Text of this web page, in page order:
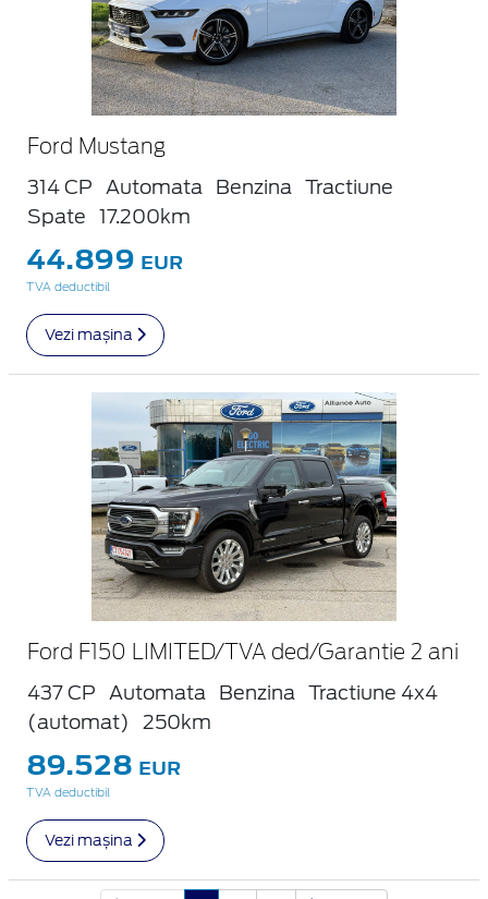
Ford Mustang
314 CP Automata Benzina
Tractiune
Spate
17.200km
44.899 EUR
TVA deductibil
Vezi mașina
Ford F150 LIMITED/TVA ded/Garantie 2 ani
437 CP Automata Benzina
Tractiune 4x4
(automat)
250km
89.528 EUR
TVA deductibil
Vezi mașina